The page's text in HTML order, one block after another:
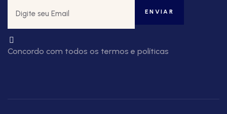
Concordo com todos os termos e políticas